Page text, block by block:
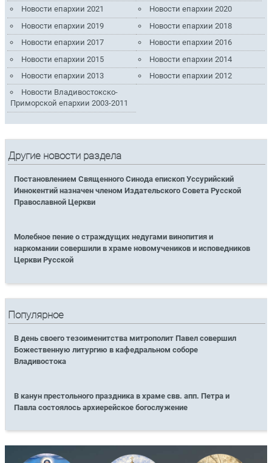
Новости епархии 2021
Новости епархии 2020
Новости епархии 2019
Новости епархии 2018
Новости епархии 2017
Новости епархии 2016
Новости епархии 2015
Новости епархии 2014
Новости епархии 2013
Новости епархии 2012
Новости Владивостокско-
Приморской епархии 2003-2011
Другие новости раздела
Постановлением Священного Синода епископ Уссурийский
Иннокентий назначен членом Издательского Совета Русской
Православной Церкви
Молебное пение о страждущих недугами винопития и
наркомании совершили в храме новомучеников и исповедников
Церкви Русской
Популярное
В день своего тезоименитства митрополит Павел совершил
Божественную литургию в кафедральном соборе
Владивостока
В канун престольного праздника в храме свв. апп. Петра и
Павла состоялось архиерейское богослужение